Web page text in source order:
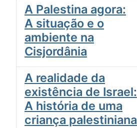
A Palestina agora:
A situação e o
ambiente na
Cisjordânia
A realidade da
existência de Israel:
A história de uma
criança palestiniana